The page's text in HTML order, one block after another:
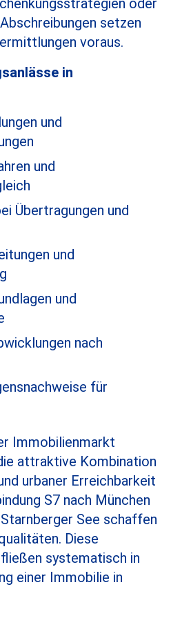
oder
setzen
voraus.
in
und
und
Übertragungen und
und
und
nach
für
Immobilienmarkt
attraktive Kombination
urbaner Erreichbarkeit
S7 nach München
See schaffen
Diese
systematisch in
einer Immobilie in